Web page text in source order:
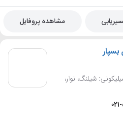
مشاهده پروفایل
شیلنگ، نوار،